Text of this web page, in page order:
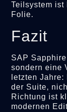
Teilsystem
Folie.
Fazit
SAP
sondern eine
letzten
der Suite,
Richtung ist
modernen